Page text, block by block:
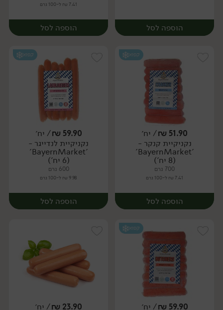
הוספה לסל
יח׳
7.41 ₪ ל-100 גרם
הוספה לסל
יח׳
קפוא
51.90
₪/ יח׳
נקניקיית קנקר -
'BayernMarket'
(8 יח')
700 גרם
7.41 ₪ ל-100 גרם
הוספה לסל
קפוא
59.90
₪/ יח׳
נקניקיית לנדייגר -
'BayernMarket'
(6 יח')
600 גרם
9.98 ₪ ל-100 גרם
הוספה לסל
קפוא
59.90
₪/ יח׳
23.90
₪/ יח׳